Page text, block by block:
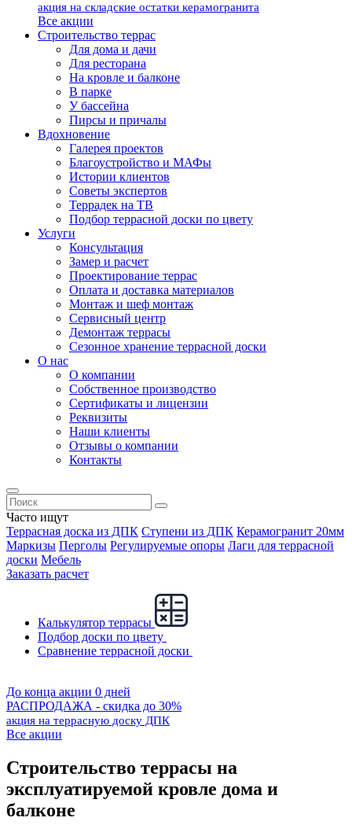
акция на складские остатки керамогранита
Все акции
Строительство террас
Для дома и дачи
Для ресторана
На кровле и балконе
В парке
У бассейна
Пирсы и причалы
Вдохновение
Галерея проектов
Благоустройство и МАФы
Истории клиентов
Советы экспертов
Террадек на ТВ
Подбор террасной доски по цвету
Услуги
Консультация
Замер и расчет
Проектирование террас
Оплата и доставка материалов
Монтаж и шеф монтаж
Сервисный центр
Демонтаж террасы
Сезонное хранение террасной доски
О нас
О компании
Собственное производство
Сертификаты и лицензии
Реквизиты
Наши клиенты
Отзывы о компании
Контакты
Часто ищут
Террасная доска из ДПК Ступени из ДПК Керамогранит 20мм
Маркизы Перголы Регулируемые опоры Лаги для террасной
доски Мебель
Заказать расчет
Калькулятор террасы
Подбор доски по цвету
Сравнение террасной доски
До конца акции 0 дней
РАСПРОДАЖА - скидка до 30%
акция на террасную доску ДПК
Все акции
Строительство террасы на
эксплуатируемой кровле дома и
балконе